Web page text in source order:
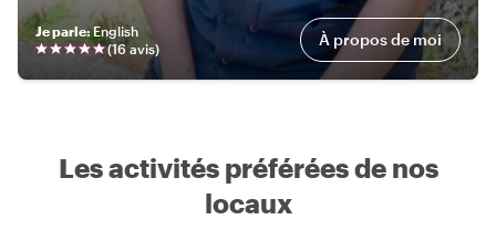
Je parle:English
(16 avis) À propos de moi
Les activités préférées de nos
locaux